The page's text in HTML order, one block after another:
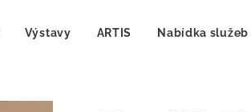
Výstavy ARTIS Nabídka služeb